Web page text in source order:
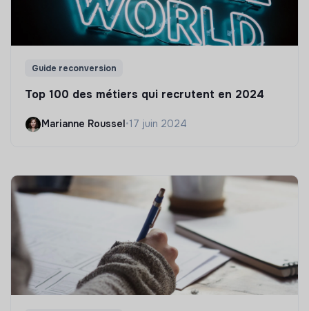
Guide reconversion
Top 100 des métiers qui recrutent en 2024
Marianne Roussel •17 juin 2024